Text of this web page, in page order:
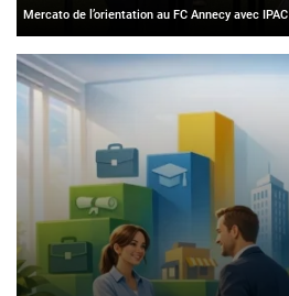
Mercato de l’orientation au FC Annecy avec IPAC